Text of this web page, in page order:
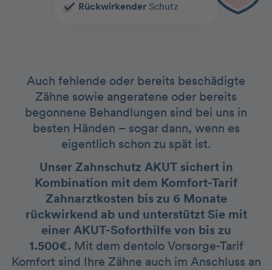
Rückwirkender Schutz
Auch fehlende oder bereits beschädigte
Zähne sowie angeratene oder bereits
begonnene Behandlungen sind bei uns in
besten Händen – sogar dann, wenn es
eigentlich schon zu spät ist.
Unser Zahnschutz AKUT sichert in
Kombination mit dem Komfort-Tarif
Zahnarztkosten bis zu 6 Monate
rückwirkend ab und unterstützt Sie mit
einer AKUT-Soforthilfe von bis zu
1.500€. Mit dem dentolo Vorsorge-Tarif
Komfort sind Ihre Zähne auch im Anschluss an